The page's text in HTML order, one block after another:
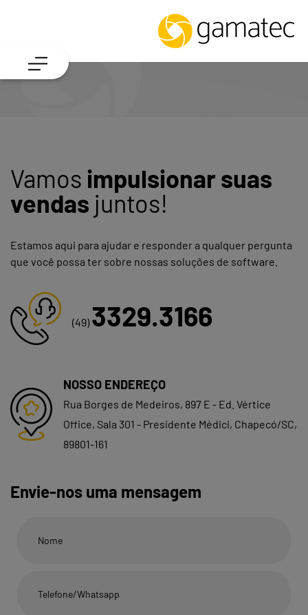
Vamos impulsionar suas
vendas juntos!
Estamos aqui para ajudar e responder a qualquer pergunta
que você possa ter sobre nossas soluções de software.
(49)3329.3166
NOSSO ENDEREÇO
Rua Borges de Medeiros, 897 E - Ed. Vértice
Office, Sala 301 - Presidente Médici, Chapecó/SC,
89801-161
Envie-nos uma mensagem